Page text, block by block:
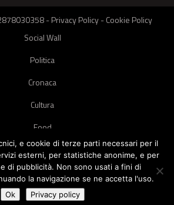
-Privacy Policy-Cookie Policy
Social Wall
Politica
Cronaca
Cultura
Food
Green
Pets
Street Style
e cookie di terze parti necessari per il
esterni, per statistiche anonime, e per
di pubblicità. Non sono usati a fini di
la navigazione se ne accetta l'uso.
Ok
Privacy policy